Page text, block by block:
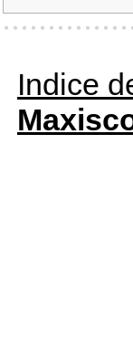
Indice